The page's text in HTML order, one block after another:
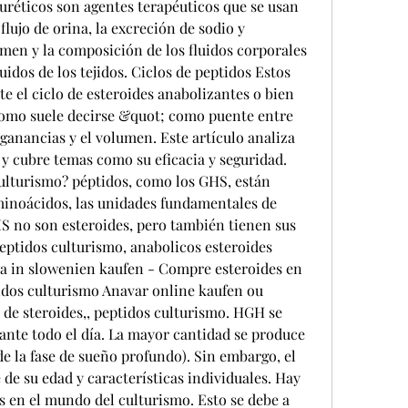
son agentes terapéuticos que se usan
de orina, la excreción de sodio y
y la composición de los fluidos corporales
de los tejidos. Ciclos de peptidos Estos
el ciclo de esteroides anabolizantes o bien
suele decirse &quot; como puente entre
y el volumen. Este artículo analiza
cubre temas como su eficacia y seguridad.
péptidos, como los GHS, están
las unidades fundamentales de
no son esteroides, pero también tienen sus
culturismo, anabolicos esteroides
in slowenien kaufen - Compre esteroides en
culturismo Anavar online kaufen ou
steroides,, peptidos culturismo. HGH se
todo el día. La mayor cantidad se produce
la fase de sueño profundo). Sin embargo, el
su edad y características individuales. Hay
el mundo del culturismo. Esto se debe a